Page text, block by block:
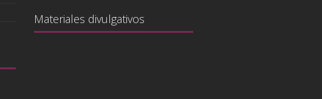
Materiales divulgativos